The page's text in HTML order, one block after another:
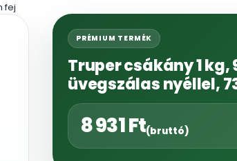
fej
PRÉMIUM TERMÉK
Truper csákány 1 kg,
üvegszálas nyéllel,
8 931Ft(bruttó)